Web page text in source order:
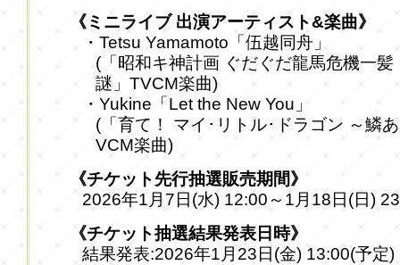
《ミニライブ 出演アーティスト&楽曲》
・Tetsu Yamamoto「伍越同舟」
(「昭和キ神計画 ぐだぐだ龍馬危機一
謎」TVCM楽曲)
・Yukine「Let the New You」
(「育て！ マイ･リトル･ドラゴン ～鱗
VCM楽曲)
《チケット先行抽選販売期間》
2026年1月7日(水) 12:00～1月18日(日)
《チケット抽選結果発表日時》
結果発表:2026年1月23日(金) 13:00(予定)